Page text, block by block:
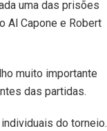
uma das prisões
Al Capone e Robert
muito importante
das partidas.
do torneio.